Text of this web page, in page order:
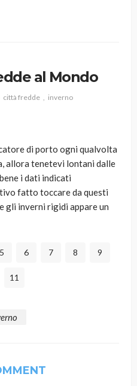
al Mondo
città fredde inverno
di porto ogni qualvolta
allora tenetevi lontani dalle
i dati indicati
fatto toccare da questi
gli inverni rigidi appare un
5 6 7 8 9
11